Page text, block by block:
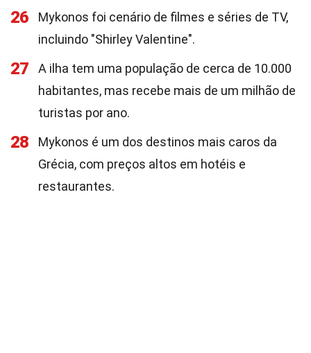
26
Mykonos foi cenário de filmes e séries de TV,
incluindo "Shirley Valentine".
27
A ilha tem uma população de cerca de 10.000
habitantes, mas recebe mais de um milhão de
turistas por ano.
28
Mykonos é um dos destinos mais caros da
Grécia, com preços altos em hotéis e
restaurantes.